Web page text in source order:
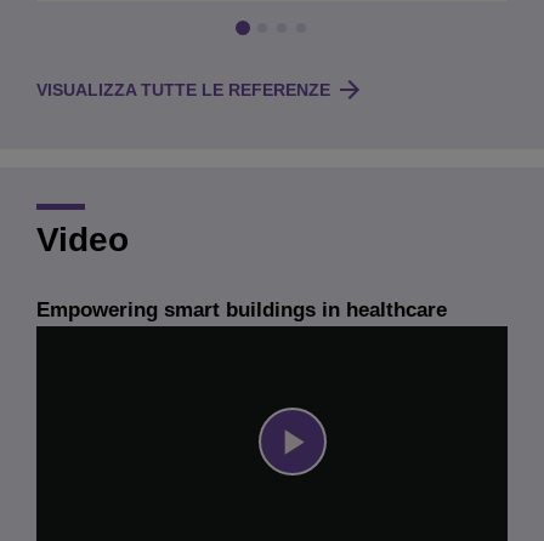
VISUALIZZA TUTTE LE REFERENZE
Video
Empowering smart buildings in healthcare